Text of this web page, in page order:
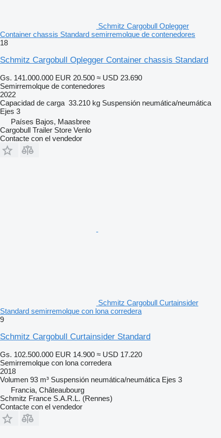
Schmitz Cargobull Oplegger
Container chassis Standard semirremolque de contenedores
18
Schmitz Cargobull Oplegger Container chassis Standard
Gs. 141.000.000 EUR 20.500 ≈ USD 23.690
Semirremolque de contenedores
2022
Capacidad de carga 33.210 kg Suspensión neumática/neumática
Ejes 3
Países Bajos, Maasbree
Cargobull Trailer Store Venlo
Contacte con el vendedor
Schmitz Cargobull Curtainsider
Standard semirremolque con lona corredera
9
Schmitz Cargobull Curtainsider Standard
Gs. 102.500.000 EUR 14.900 ≈ USD 17.220
Semirremolque con lona corredera
2018
Volumen 93 m³ Suspensión neumática/neumática Ejes 3
Francia, Châteaubourg
Schmitz France S.A.R.L. (Rennes)
Contacte con el vendedor